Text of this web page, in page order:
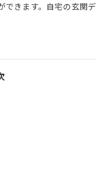
きます。自宅の玄関